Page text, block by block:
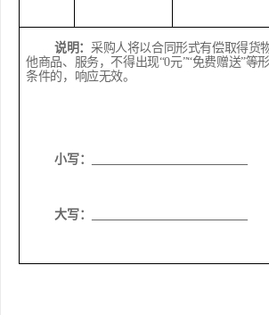
说明： 采购人将以合同形式有偿取得货
他商品、服务，不得出现“0元”“免费赠送”等
条件的，响应无效。
小写：
大写：